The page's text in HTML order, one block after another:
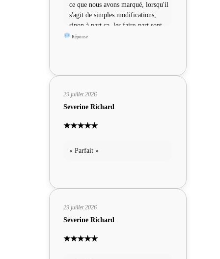
ce que nous avons marqué, lorsqu'il
s'agit de simples modifications,
sinon à part ça, les faire-part sont
sympas »
Réponse
29 juillet 2026
Severine Richard
★★★★★
« Parfait »
29 juillet 2026
Severine Richard
★★★★★